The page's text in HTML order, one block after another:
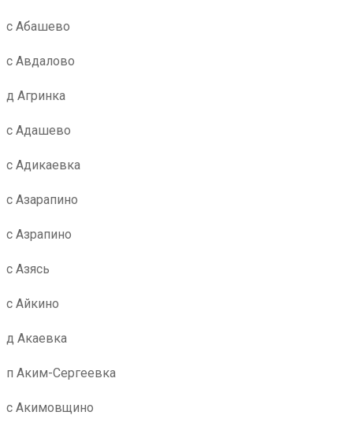
с Абашево
с Авдалово
д Агринка
с Адашево
с Адикаевка
с Азарапино
с Азрапино
с Азясь
с Айкино
д Акаевка
п Аким-Сергеевка
с Акимовщино